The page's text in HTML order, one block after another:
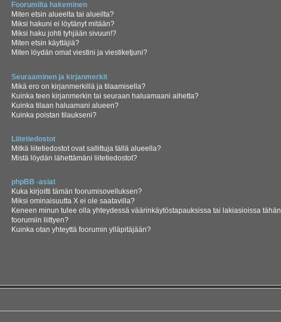
Foorumilta hakeminen
Miten etsin alueelta tai alueilta?
Miksi hakuni ei löytänyt mitään?
Miksi haku johti tyhjään sivuun!?
Miten etsin käyttäjiä?
Miten löydän omat viestini ja viestiketjuni?
Seuraaminen ja kirjanmerkit
Mikä ero on kirjanmerkillä ja tilaamisella?
Kuinka teen kirjanmerkin tai seuraan haluamaani aihetta?
Kuinka tilaan haluamani alueen?
Kuinka poistan tilaukseni?
Liitetiedostot
Mitkä liitetiedostot ovat sallittuja tällä alueella?
Mistä löydän lähettämäni liitetiedostot?
phpBB -asiat
Kuka kirjoitti tämän foorumisovelluksen?
Miksi ominaisuutta X ei ole saatavilla?
Keneen minun tulee olla yhteydessä väärinkäytöstapauksissa tai lakiasioissa tähän
foorumiin liittyen?
Kuinka otan yhteyttä foorumin ylläpitäjään?